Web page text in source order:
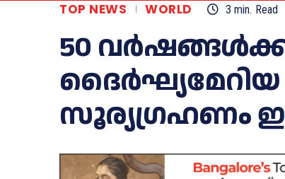
TOP NEWS
WORLD 3 min. Read
50
സൂര്യഗ്രഹണം